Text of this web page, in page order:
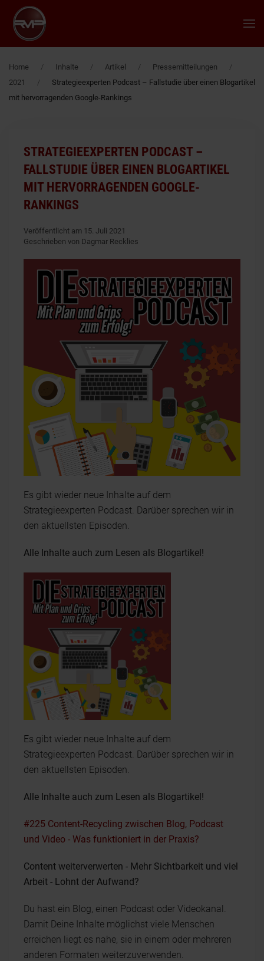
Zum Hauptinhalt springen
Home Inhalte Artikel
Pressemitteilungen
2021
Strategieexperten Podcast – Fallstudie über einen Blogartikel
mit hervorragenden Google-Rankings
STRATEGIEEXPERTEN PODCAST –
FALLSTUDIE ÜBER EINEN BLOGARTIKEL
MIT HERVORRAGENDEN GOOGLE-
RANKINGS
Veröffentlicht am 15. Juli 2021
Geschrieben von Dagmar Recklies
Es gibt wieder neue Inhalte auf dem
Strategieexperten Podcast. Darüber sprechen wir in
den aktuellsten Episoden.
Alle Inhalte auch zum Lesen als Blogartikel!
Es gibt wieder neue Inhalte auf dem
Strategieexperten Podcast. Darüber sprechen wir in
den aktuellsten Episoden.
Alle Inhalte auch zum Lesen als Blogartikel!
#225 Content-Recycling zwischen Blog, Podcast
und Video - Was funktioniert in der Praxis?
Content weiterverwerten - Mehr Sichtbarkeit und viel
Arbeit - Lohnt der Aufwand?
Du hast ein Blog, einen Podcast oder Videokanal.
Damit Deine Inhalte möglichst viele Menschen
erreichen liegt es nahe, sie in einem oder mehreren
anderen Formaten weiterzuverwenden.